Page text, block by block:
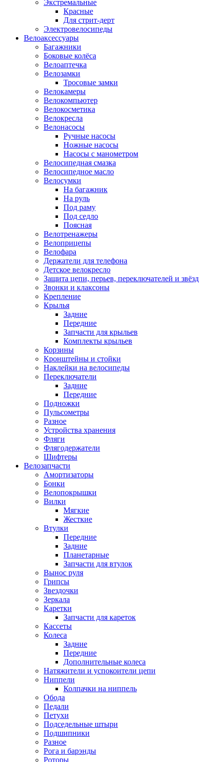
Экстремальные
Красные
Для стрит-дерт
Электровелосипеды
Велоаксессуары
Багажники
Боковые колёса
Велоаптечка
Велозамки
Тросовые замки
Велокамеры
Велокомпьютер
Велокосметика
Велокресла
Велонасосы
Ручные насосы
Ножные насосы
Насосы с манометром
Велосипедная смазка
Велосипедное масло
Велосумки
На багажник
На руль
Под раму
Под седло
Поясная
Велотренажеры
Велоприцепы
Велофара
Держатели для телефона
Детское велокресло
Защита цепи, перьев, переключателей и звёзд
Звонки и клаксоны
Крепление
Крылья
Задние
Передние
Запчасти для крыльев
Комплекты крыльев
Корзины
Кронштейны и стойки
Наклейки на велосипеды
Переключатели
Задние
Передние
Подножки
Пульсометры
Разное
Устройства хранения
Фляги
Флягодержатели
Шифтеры
Велозапчасти
Амортизаторы
Бонки
Велопокрышки
Вилки
Мягкие
Жесткие
Втулки
Передние
Задние
Планетарные
Запчасти для втулок
Вынос руля
Грипсы
Звездочки
Зеркала
Каретки
Запчасти для кареток
Кассеты
Колеса
Задние
Передние
Дополнительные колеса
Натяжители и успокоители цепи
Ниппели
Колпачки на ниппель
Обода
Педали
Петухи
Подседельные штыри
Подшипники
Разное
Рога и барэнды
Роторы